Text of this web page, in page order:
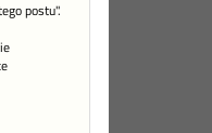
postu".